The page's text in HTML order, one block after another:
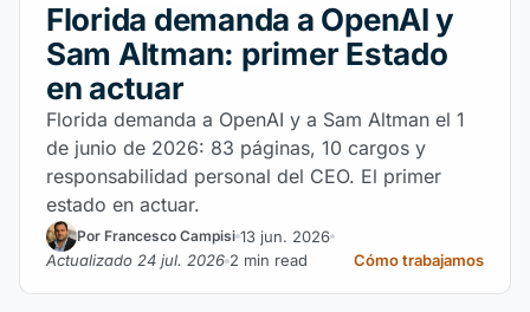
Florida demanda a OpenAI y
Sam Altman: primer Estado
en actuar
Florida demanda a OpenAI y a Sam Altman el 1
de junio de 2026: 83 páginas, 10 cargos y
responsabilidad personal del CEO. El primer
estado en actuar.
Por Francesco Campisi 13 jun. 2026
Actualizado 24 jul. 2026 2 min read Cómo trabajamos